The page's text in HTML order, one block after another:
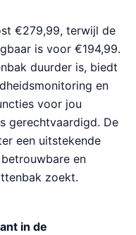
€279,99, terwijl de
is voor €194,99.
duurder is, biedt
en
voor jou
gerechtvaardigd. De
een uitstekende
en
zoekt.
in de